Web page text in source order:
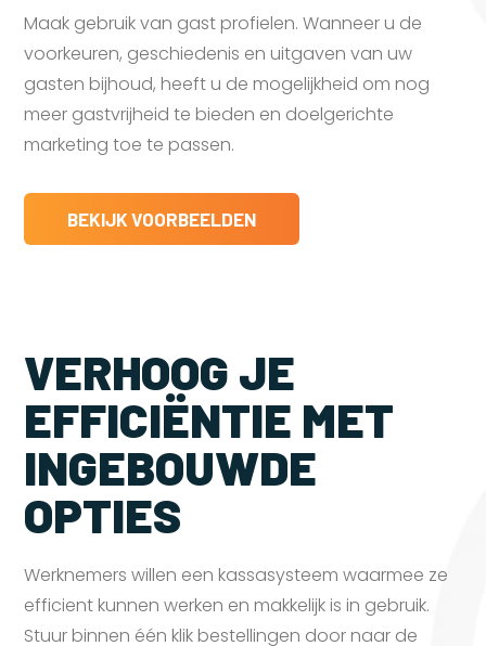
Maak gebruik van gast profielen. Wanneer u de
voorkeuren, geschiedenis en uitgaven van uw
gasten bijhoud, heeft u de mogelijkheid om nog
meer gastvrijheid te bieden en doelgerichte
marketing toe te passen.
BEKIJK VOORBEELDEN
VERHOOG JE
EFFICIËNTIE MET
INGEBOUWDE
OPTIES
Werknemers willen een kassasysteem waarmee ze
efficient kunnen werken en makkelijk is in gebruik.
Stuur binnen één klik bestellingen door naar de